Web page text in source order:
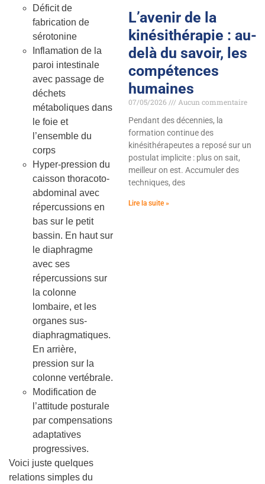
Déficit de
fabrication de
sérotonine
Inflamation de la
paroi intestinale
avec passage de
déchets
métaboliques dans
le foie et
l’ensemble du
corps
Hyper-pression du
caisson thoracoto-
abdominal avec
répercussions en
bas sur le petit
bassin. En haut sur
le diaphragme
avec ses
répercussions sur
la colonne
lombaire, et les
organes sus-
diaphragmatiques.
En arrière,
pression sur la
colonne vertébrale.
Modification de
l’attitude posturale
par compensations
adaptatives
progressives.
Voici juste quelques
relations simples du
L’avenir de la
kinésithérapie : au-
delà du savoir, les
compétences
humaines
07/05/2026
Aucun commentaire
Pendant des décennies, la
formation continue des
kinésithérapeutes a reposé sur un
postulat implicite : plus on sait,
meilleur on est. Accumuler des
techniques, des
Lire la suite »